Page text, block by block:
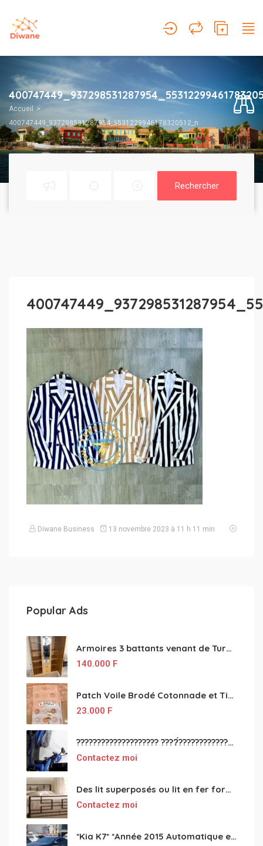
Accueil
400747449_937298531287954_5531229946178320512_n
Rechercher
Diwane Business 13 novembre 2023 à 11 h 11 min
Popular Ads
Armoires 3 battants venant de Turquie disponibles
140.000 F
Patch Voile Brodé Cotonnade et Tinu Minu de l’Inde ???????? ????
23.000 F
???????????????????? ????́???????????????????????????????????????? à vendre
Contactez moi
Des lit superposés ou lit en fer forgé grande classes disponible
Contactez moi
*Kia K7* *Année 2015 Automatique essence ⛽️ 4 cylindres 2.0